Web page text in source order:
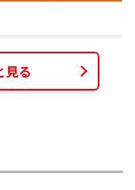
見る